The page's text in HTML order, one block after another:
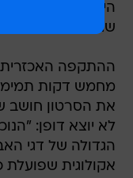
היבשה לכרישים
שחפים הצטרפה
ההתקפה
מחמש דקות
את הסרטון חושב
לא יוצא דופן:
הגדולה של דגי
אקולוגית שפועלת